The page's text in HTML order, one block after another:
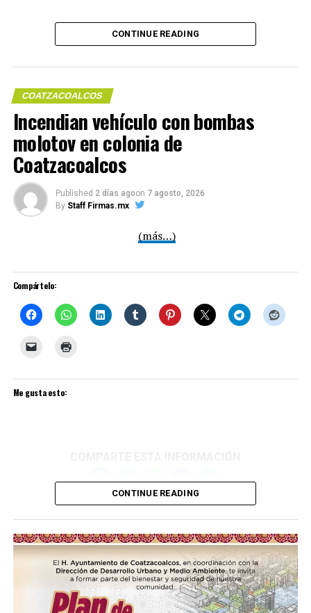
FIRMAS
hay heridos: PC
DON'T MISS
Reduce Gobierno de Veracruz riesgos a población
migrante
Me gusta esto:
COMPARTE ESTA INFORMACIÓN
CONTINUE READING
COATZACOALCOS
Incendian vehículo con bombas
molotov en colonia de
Coatzacoalcos
Published 2 días agoon 7 agosto, 2026
By Staff Firmas.mx
(más…)
Compártelo:
Me gusta esto:
CONTINUE READING